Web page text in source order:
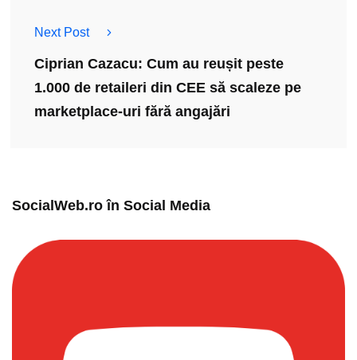
Next Post
Ciprian Cazacu: Cum au reușit peste
1.000 de retaileri din CEE să scaleze pe
marketplace-uri fără angajări
SocialWeb.ro în Social Media​